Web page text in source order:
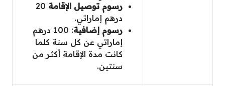
رسوم توصيل الإقامة 20
درهم إماراتي.
رسوم إضافية
: 100 درهم
إماراتي عن كل سنة كلما
كانت مدة الإقامة أكثر من
سنتين.